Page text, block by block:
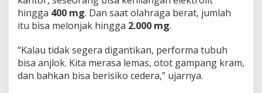
hingga 400 mg. Dan saat olahraga berat, jumlah
itu bisa melonjak hingga 2.000 mg.
“Kalau tidak segera digantikan, performa tubuh
bisa anjlok. Kita merasa lemas, otot gampang kram,
dan bahkan bisa berisiko cedera,” ujarnya.